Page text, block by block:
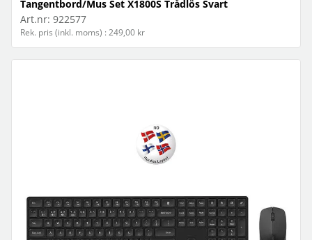
Tangentbord/Mus Set X1800S Trådlös Svart
Art.nr: 922577
Rek. pris (inkl. moms) : 249,00 kr